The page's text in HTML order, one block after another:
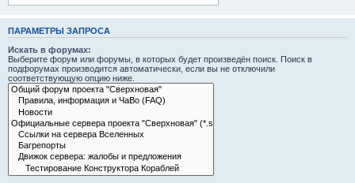
ПАРАМЕТРЫ ЗАПРОСА
Искать в форумах:
Выберите форум или форумы, в которых будет произведён поиск. Поиск в
подфорумах производится автоматически, если вы не отключили
соответствующую опцию ниже.